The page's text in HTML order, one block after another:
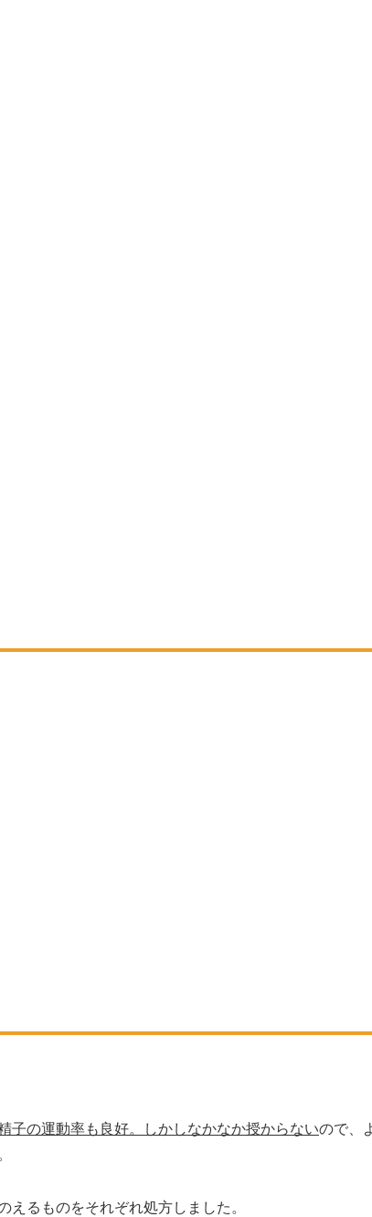
子の運動率も良好。しかしなかなか授からないので、
るものをそれぞれ処方しました。